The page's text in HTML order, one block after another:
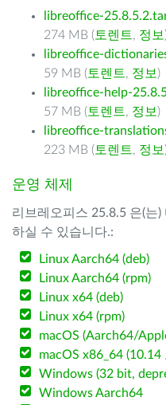
libreoffice-
274 MB ( 토렌트, 정보
libreoffice-
59 MB ( 토렌트, 정보 )
libreoffice-help-
57 MB ( 토렌트, 정보 )
libreoffice-
223 MB ( 토렌트, 정보
운영 체제
리브레오피스 25.8.5 은(는
하실 수 있습니다.:
Linux Aarch64 (deb)
Linux Aarch64 (rpm)
Linux x64 (deb)
Linux x64 (rpm)
macOS (Aarch64/
macOS x86_64
Windows (32 bit,
Windows Aarch64